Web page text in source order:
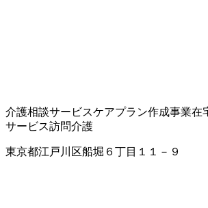
介護相談サービスケアプラン作成事業在
サービス訪問介護
東京都江戸川区船堀６丁目１１－９